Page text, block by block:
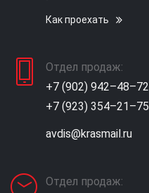
Как проехать
Отдел продаж:
+7 (902) 942–48–72
+7 (923) 354–21–75
avdis@krasmail.ru
Отдел продаж: